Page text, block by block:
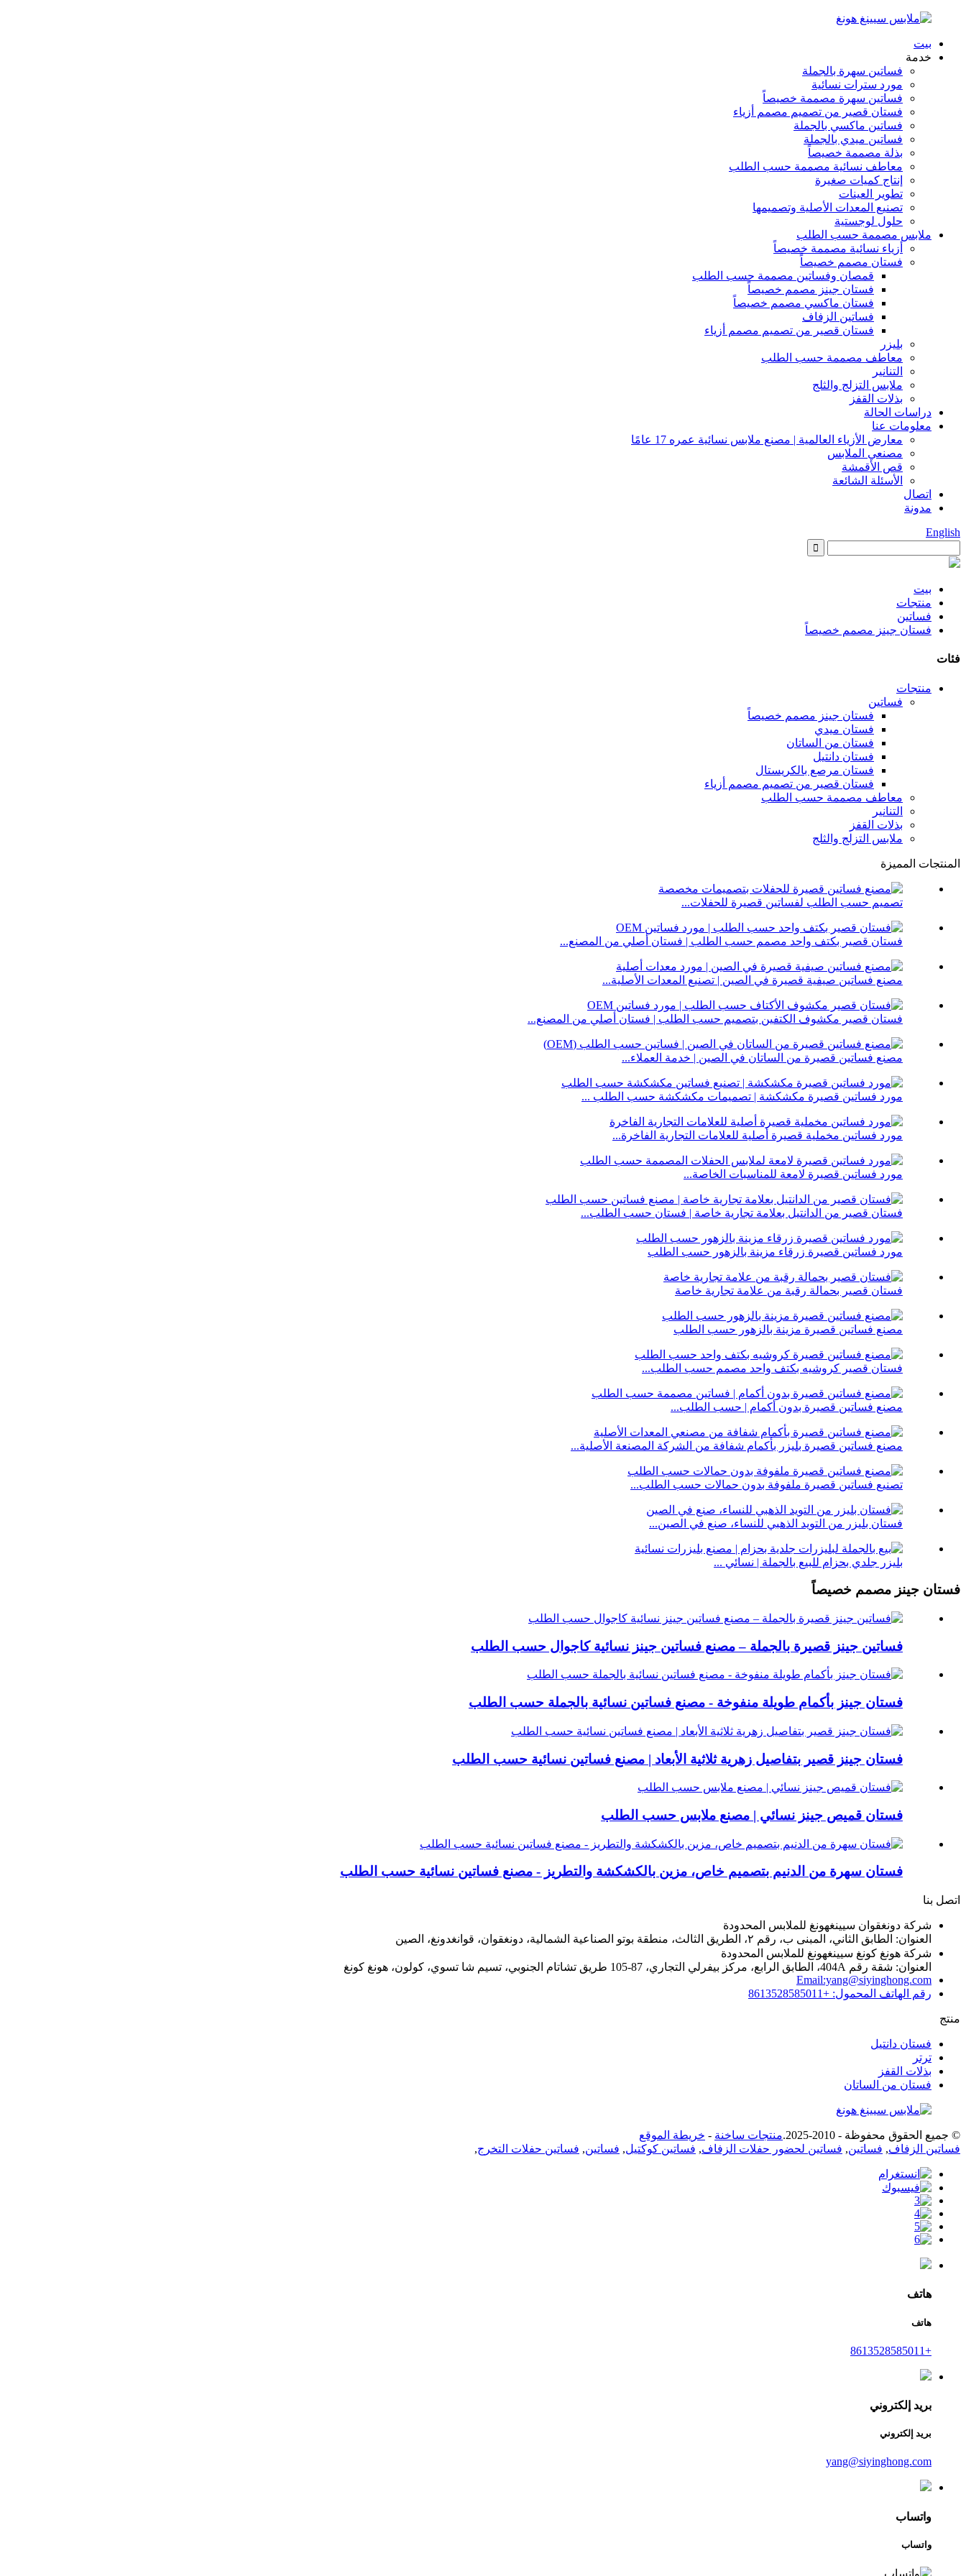
بيت
خدمة
فساتين سهرة بالجملة
مورد سترات نسائية
فساتين سهرة مصممة خصيصاً
فستان قصير من تصميم مصمم أزياء
فساتين ماكسي بالجملة
فساتين ميدي بالجملة
بذلة مصممة خصيصاً
معاطف نسائية مصممة حسب الطلب
إنتاج كميات صغيرة
تطوير العينات
تصنيع المعدات الأصلية وتصميمها
حلول لوجستية
ملابس مصممة حسب الطلب
أزياء نسائية مصممة خصيصاً
فستان مصمم خصيصاً
قمصان وفساتين مصممة حسب الطلب
فستان جينز مصمم خصيصاً
فستان ماكسي مصمم خصيصاً
فساتين الزفاف
فستان قصير من تصميم مصمم أزياء
بليزر
معاطف مصممة حسب الطلب
التنانير
ملابس التزلج والثلج
بذلات القفز
دراسات الحالة
معلومات عنا
معارض الأزياء العالمية | مصنع ملابس نسائية عمره 17 عامًا
مصنعي الملابس
قص الأقمشة
الأسئلة الشائعة
اتصال
مدونة
English
بيت
منتجات
فساتين
فستان جينز مصمم خصيصاً
فئات
منتجات
فساتين
فستان جينز مصمم خصيصاً
فستان ميدي
فستان من الساتان
فستان دانتيل
فستان مرصع بالكريستال
فستان قصير من تصميم مصمم أزياء
معاطف مصممة حسب الطلب
التنانير
بذلات القفز
ملابس التزلج والثلج
المنتجات المميزة
تصميم حسب الطلب لفساتين قصيرة للحفلات...
فستان قصير بكتف واحد مصمم حسب الطلب | فستان أصلي من المصنع...
مصنع فساتين صيفية قصيرة في الصين | تصنيع المعدات الأصلية...
فستان قصير مكشوف الكتفين بتصميم حسب الطلب | فستان أصلي من المصنع...
مصنع فساتين قصيرة من الساتان في الصين | خدمة العملاء...
مورد فساتين قصيرة مكشكشة | تصميمات مكشكشة حسب الطلب ...
مورد فساتين مخملية قصيرة أصلية للعلامات التجارية الفاخرة...
مورد فساتين قصيرة لامعة للمناسبات الخاصة...
فستان قصير من الدانتيل بعلامة تجارية خاصة | فستان حسب الطلب...
مورد فساتين قصيرة زرقاء مزينة بالزهور حسب الطلب
فستان قصير بحمالة رقبة من علامة تجارية خاصة
مصنع فساتين قصيرة مزينة بالزهور حسب الطلب
فستان قصير كروشيه بكتف واحد مصمم حسب الطلب...
مصنع فساتين قصيرة بدون أكمام | حسب الطلب...
مصنع فساتين قصيرة بليزر بأكمام شفافة من الشركة المصنعة الأصلية...
تصنيع فساتين قصيرة ملفوفة بدون حمالات حسب الطلب...
فستان بليزر من التويد الذهبي للنساء، صنع في الصين...
بليزر جلدي بحزام للبيع بالجملة | نسائي ...
فستان جينز مصمم خصيصاً
فساتين جينز قصيرة بالجملة – مصنع فساتين جينز نسائية كاجوال حسب الطلب
فستان جينز بأكمام طويلة منفوخة - مصنع فساتين نسائية بالجملة حسب الطلب
فستان جينز قصير بتفاصيل زهرية ثلاثية الأبعاد | مصنع فساتين نسائية حسب الطلب
فستان قميص جينز نسائي | مصنع ملابس حسب الطلب
فستان سهرة من الدنيم بتصميم خاص، مزين بالكشكشة والتطريز - مصنع فساتين نسائية حسب الطلب
اتصل بنا
شركة دونغقوان سيينغهونغ للملابس المحدودة
العنوان: الطابق الثاني، المبنى ب، رقم ٢، الطريق الثالث، منطقة بوتو الصناعية الشمالية، دونغقوان، قوانغدونغ، الصين
شركة هونغ كونغ سيينغهونغ للملابس المحدودة
العنوان: شقة رقم 404A، الطابق الرابع، مركز بيفرلي التجاري، 87-105 طريق تشاتام الجنوبي، تسيم شا تسوي، كولون، هونغ كونغ
Email:yang@siyinghong.com
رقم الهاتف المحمول: +8613528585011
منتج
فستان دانتيل
ترتر
بذلات القفز
فستان من الساتان
© جميع الحقوق محفوظة - 2010-2025. منتجات ساخنة - خريطة الموقع
فساتين الزفاف, فساتين, فساتين لحضور حفلات الزفاف, فساتين كوكتيل, فساتين, فساتين حفلات التخرج,
هاتف
هاتف
+8613528585011
بريد إلكتروني
بريد إلكتروني
yang@siyinghong.com
واتساب
واتساب